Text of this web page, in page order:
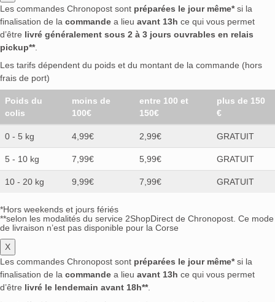
Les commandes Chronopost sont préparées le jour même*si la
finalisation de la commande a lieu avant 13h ce qui vous permet
d’être livré généralement sous 2 à 3 jours ouvrables en relais
pickup**.
Les tarifs dépendent du poids et du montant de la commande (hors
frais de port)
Poids du
colis
moins de
100€
entre 100 et
150€
plus de 150
€
0 - 5 kg 4,99€ 2,99€ GRATUIT
5 - 10 kg 7,99€ 5,99€ GRATUIT
10 - 20 kg 9,99€ 7,99€ GRATUIT
*Hors weekends et jours fériés
**selon les modalités du service 2ShopDirect de Chronopost. Ce mode
de livraison n’est pas disponible pour la Corse
X
Les commandes Chronopost sont préparées le jour même*si la
finalisation de la commande a lieu avant 13h ce qui vous permet
d’être livré le lendemain avant 18h**.